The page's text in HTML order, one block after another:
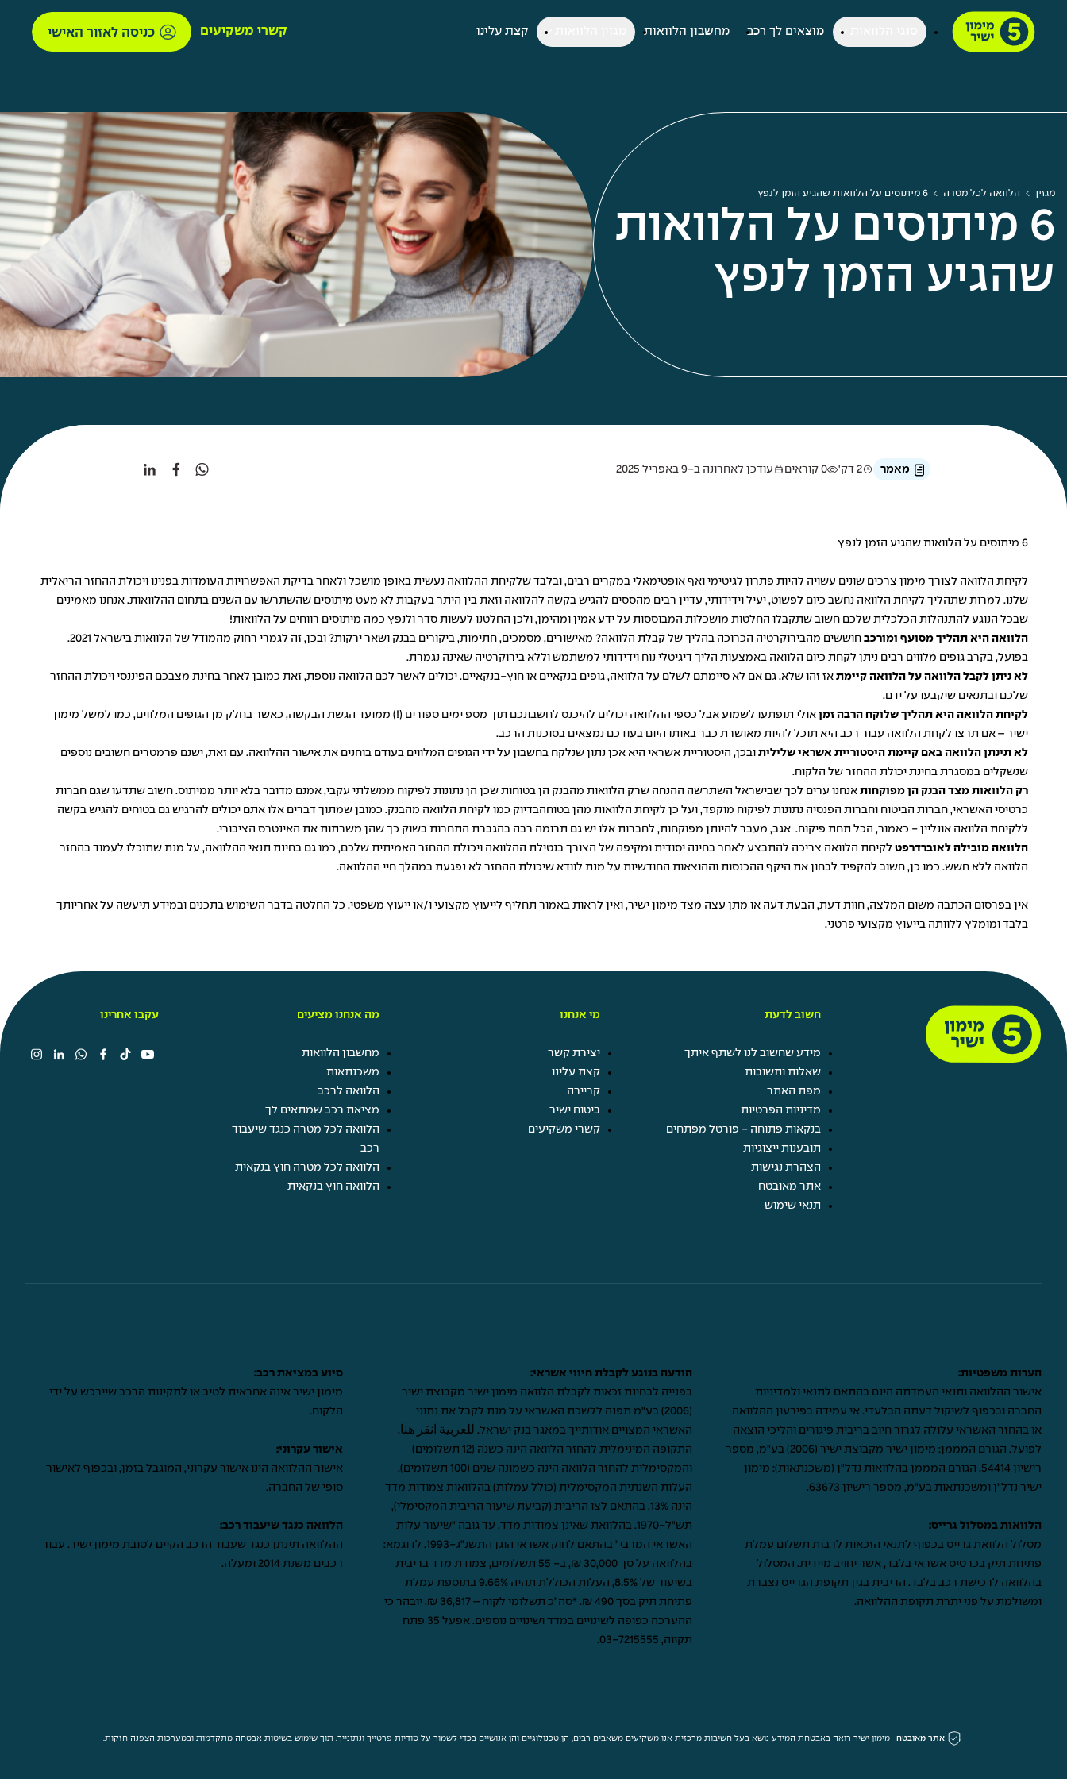
מוצאים לך רכב מחשבון הלוואות קצת עלינו קשרי משקיעים כניסה לאזור האישי
מגזין הלוואה לכל מטרה 6 מיתוסים על הלוואות שהגיע הזמן לנפץ
6 מיתוסים על הלוואות
שהגיע הזמן לנפץ
מאמר 2 דק' 0 קוראים עודכן לאחרונה ב-9 באפריל 2025
6 מיתוסים על הלוואות שהגיע הזמן לנפץ
לקיחת הלוואה לצורך מימון צרכים שונים עשויה להיות פתרון לגיטימי ואף אופטימאלי במקרים רבים, ובלבד שלקיחת ההלוואה נעשית באופן מושכל ולאחר בדיקת האפשרויות העומדות בפנינו ויכולת ההחזר הריאלית
שלנו. למרות שתהליך לקיחת הלוואה נחשב כיום לפשוט, יעיל וידידותי, עדיין רבים מהססים להגיש בקשה להלוואה וזאת בין היתר בעקבות לא מעט מיתוסים שהשתרשו עם השנים בתחום ההלוואות. אנחנו מאמינים
שבכל הנוגע להתנהלות הכלכלית שלכם חשוב שתקבלו החלטות מושכלות המבוססות על ידע אמין ומהימן, ולכן החלטנו לעשות סדר ולנפץ כמה מיתוסים רווחים על הלוואות!
הלוואה היא תהליך מסועף ומורכב
חוששים מהבירוקרטיה הכרוכה בהליך של קבלת הלוואה? מאישורים, מסמכים, חתימות, ביקורים בבנק ושאר ירקות? ובכן, זה לגמרי רחוק מהמודל של הלוואות בישראל 2021.
בפועל, בקרב גופים מלווים רבים ניתן לקחת כיום הלוואה באמצעות הליך דיגיטלי נוח וידידותי למשתמש וללא בירוקרטיה שאינה נגמרת.
לא ניתן לקבל הלוואה על הלוואה קיימת אז זהו שלא. גם אם לא סיימתם לשלם על הלוואה, גופים בנקאיים או חוץ-בנקאיים. יכולים לאשר לכם הלוואה נוספת, זאת כמובן לאחר בחינת מצבכם הפיננסי ויכולת ההחזר
שלכם ובתנאים שיקבעו על ידם.
לקיחת הלוואה היא תהליך שלוקח הרבה זמן אולי תופתעו לשמוע אבל כספי ההלוואה יכולים להיכנס לחשבונכם תוך מספ ימים ספורים (!) ממועד הגשת הבקשה, כאשר בחלק מן הגופים המלווים, כמו למשל מימון
ישיר – אם תרצו לקחת הלוואה עבור רכב היא תוכל להיות מאושרת כבר באותו היום בעודכם נמצאים בסוכנות הרכב.
לא תינתן הלוואה באם קיימת היסטוריית אשראי שלילית ובכן, היסטוריית אשראי היא אכן נתון שנלקח בחשבון על ידי הגופים המלווים בעודם בוחנים את אישור ההלוואה. עם זאת, ישנם פרמטרים חשובים נוספים
שנשקלים במסגרת בחינת יכולת ההחזר של הלקוח.
רק הלוואות מצד הבנק הן מפוקחות אנחנו ערים לכך שבישראל השתרשה ההנחה שרק הלוואות מהבנק הן בטוחות שכן הן נתונות לפיקוח ממשלתי עקבי, אמנם מדובר בלא יותר ממיתוס. חשוב שתדעו שגם חברות
כרטיסי האשראי, חברות הביטוח וחברות הפנסיה נתונות לפיקוח מוקפד, ועל כן לקיחת הלוואות מהן בטוחהבדיוק כמו לקיחת הלוואה מהבנק. כמובן שמתוך דברים אלו אתם יכולים להרגיש גם בטוחים להגיש בקשה
ללקיחת הלוואה אונליין - כאמור, הכל תחת פיקוח. אגב, מעבר להיותן מפוקחות, לחברות אלו יש גם תרומה רבה בהגברת התחרות בשוק כך שהן משרתות את האינטרס הציבורי.
הלוואה מובילה לאוברדרפט לקיחת הלוואה צריכה להתבצע לאחר בחינה יסודית ומקיפה של הצורך בנטילת ההלוואה ויכולת ההחזר האמיתית שלכם, כמו גם בחינת תנאי ההלוואה, על מנת שתוכלו לעמוד בהחזר
הלוואה ללא חשש. כמו כן, חשוב להקפיד לבחון את היקף ההכנסות וההוצאות החודשיות על מנת לוודא שיכולת ההחזר לא נפגעת במהלך חיי ההלוואה.
אין בפרסום הכתבה משום המלצה, חוות דעת, הבעת דעה או מתן עצה מצד מימון ישיר, ואין לראות באמור תחליף לייעוץ מקצועי ו/או ייעוץ משפטי. כל החלטה בדבר השימוש בתכנים ובמידע תיעשה על אחריותך
בלבד ומומלץ ללוותה בייעוץ מקצועי פרטני.
חשוב לדעת
מידע שחשוב לנו לשתף איתך
שאלות ותשובות
מפת האתר
מדיניות הפרטיות
בנקאות פתוחה - פורטל מפתחים
תובענות ייצוגיות
הצהרת נגישות
אתר מאובטח
תנאי שימוש
מי אנחנו
יצירת קשר
קצת עלינו
קריירה
ביטוח ישיר
קשרי משקיעים
מה אנחנו מציעים
מחשבון הלוואות
משכנתאות
הלוואה לרכב
מציאת רכב שמתאים לך
הלוואה לכל מטרה כנגד שיעבוד
רכב
הלוואה לכל מטרה חוץ בנקאית
הלוואה חוץ בנקאית
עקבו אחרינו
הערות משפטיות:
אישור ההלוואה ותנאי העמדתה הינם בהתאם לתנאי ולמדיניות
החברה ובכפוף לשיקול דעתה הבלעדי. אי עמידה בפירעון ההלוואה
או בהחזר האשראי עלולה לגרור חיוב בריבית פיגורים והליכי הוצאה
לפועל. הגורם המממן: מימון ישיר מקבוצת ישיר (2006) בע"מ, מספר
רישיון 54414. הגורם המממן בהלוואות נדל"ן (משכנתאות): מימון
ישיר נדל"ן ומשכנתאות בע"מ, מספר רישיון 63673.
הלוואות במסלול גרייס:
מסלול הלוואת גרייס בכפוף לתנאי הזכאות לרבות תשלום עמלת
פתיחת תיק בכרטיס אשראי בלבד, אשר יחויב מיידית. המסלול
בהלוואה לרכישת רכב בלבד. הריבית בגין תקופת הגרייס נצברת
ומשולמת על פני יתרת תקופת ההלוואה.
הודעה בנוגע לקבלת חיווי אשראי:
בפנייה לבחינת זכאות לקבלת הלוואה מימון ישיר מקבוצת ישיר
(2006) בע"מ תפנה ללשכת האשראי על מנת לקבל את נתוני
האשראי המצויים אודותייך במאגר בנק ישראל. للعربية انقر هنا .
התקופה המינימלית להחזר הלוואה הינה כשנה (12 תשלומים)
והמקסימלית להחזר הלוואה הינה כשמונה שנים (100 תשלומים).
העלות השנתית המקסימלית (כולל עמלות) בהלוואות צמודות מדד
הינה 13%, בהתאם לצו הריבית (קביעת שיעור הריבית המקסימלי),
תש"ל-1970. בהלוואת שאינן צמודות מדד, עד גובה "שיעור עלות
האשראי המרבי" בהתאם לחוק אשראי הוגן התשנ"ג-1993. לדוגמא:
בהלוואה על סך 30,000 ₪, ב- 55 תשלומים, צמודת מדד בריבית
בשיעור של 8.5%, העלות הכוללת תהיה 9.66% בתוספת עמלת
פתיחת תיק בסך 490 ₪. *סה"כ תשלומי לקוח – 36,817 ₪. יובהר כי
ההערכה כפופה לשינויים במדד ושינויים נוספים. אפעל 35 פתח
תקווה, 03-7215555
.
סיוע במציאת רכב:
מימון ישיר אינה אחראית לטיב או לתקינות הרכב שיירכש על ידי
הלקוח.
אישור עקרוני:
אישור ההלוואה הינו אישור עקרוני, המוגבל בזמן, ובכפוף לאישור
סופי של החברה.
הלוואה כנגד שיעבוד רכב:
ההלוואה תינתן כנגד שעבוד הרכב הקיים לטובת מימון ישיר. עבור
רכבים משנת 2014 ומעלה.
אתר מאובטח מימון ישיר רואה באבטחת המידע נושא בעל חשיבות מרכזית אנו משקיעים משאבים רבים, הן טכנולוגיים והן אנושיים בכדי לשמור על סודיות פרטייך ונתונייך. תוך שימוש בשיטות אבטחה מתקדמות ובמערכות הצפנה חזקות.